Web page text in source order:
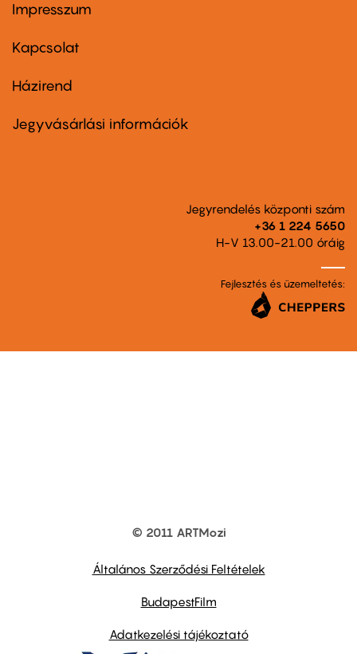
Footer
first
Impresszum
Kapcsolat
Footer
second
Házirend
Jegyvásárlási információk
Jegyrendelés központi szám
+36 1 224 5650
H-V 13.00-21.00 óráig
Fejlesztés és üzemeltetés:
© 2011 ARTMozi
Általános Szerződési Feltételek
BudapestFilm
Adatkezelési tájékoztató